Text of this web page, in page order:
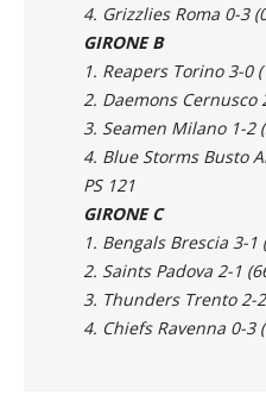
4. Grizzlies Roma 0-3
GIRONE B
1. Reapers Torino 3-0
2. Daemons Cernusco
3. Seamen Milano 1-2
4. Blue Storms Busto
PS 121
GIRONE C
1. Bengals Brescia 3-1
2. Saints Padova 2-1
3. Thunders Trento 2-2
4. Chiefs Ravenna 0-3